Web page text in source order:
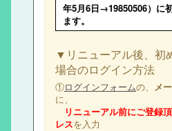
年5月6日→19850506）に
ます。
▼リニューアル後、初
場合のログイン方法
①ログインフォームの、 メ
に、
リニューアル前にご登録
レスを入力